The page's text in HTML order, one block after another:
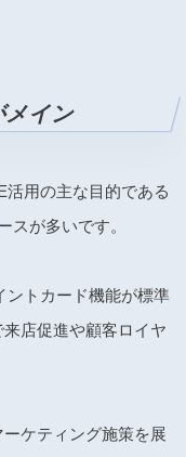
メイン
活用の主な目的である
スが多いです。
ントカード機能が標準
店促進や顧客ロイヤ
ケティング施策を展